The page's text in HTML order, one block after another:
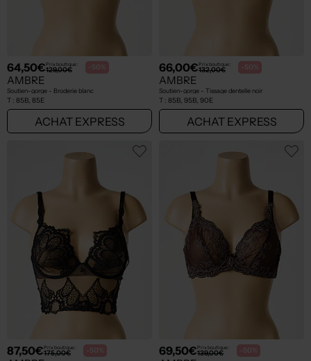
64,50€Prix boutique :
129,00€ -50%
AMBRE
Soutien-gorge - Broderie blanc
T : 85B, 85E
ACHAT EXPRESS
66,00€Prix boutique :
132,00€ -50%
AMBRE
Soutien-gorge - Tissage dentelle noir
T : 85B, 95B, 90E
ACHAT EXPRESS
87,50€Prix boutique :
175,00€ -50% 69,50€Prix boutique :
139,00€ -50%